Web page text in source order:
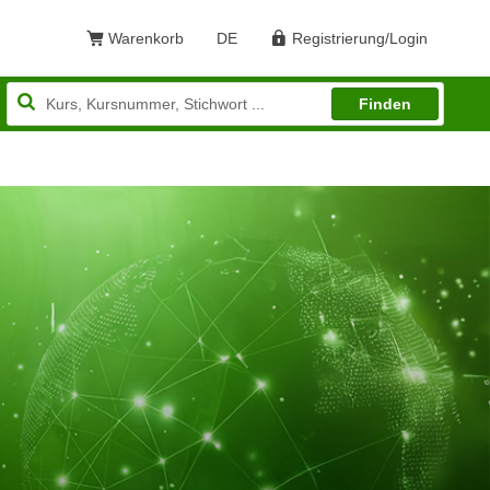
Warenkorb Sprache: Deutsch
DE Registrierung/Login
Finden